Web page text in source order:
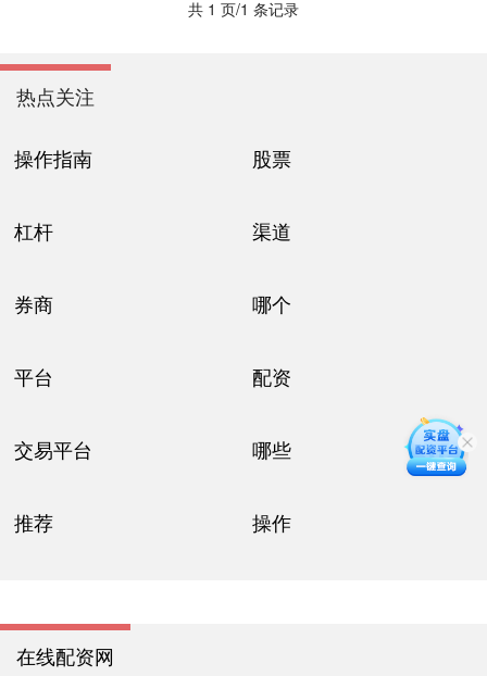
共 1 页/1 条记录
热点关注
操作指南 股票
杠杆 渠道
券商 哪个
平台 配资
交易平台 哪些
推荐 操作
在线配资网